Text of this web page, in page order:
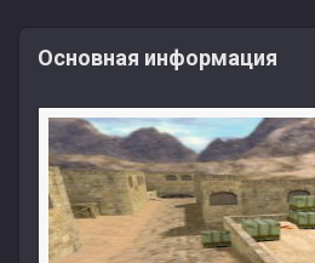
Основная информация